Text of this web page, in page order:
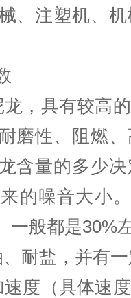
、注塑机、
龙，具有较高
磨性、阻燃
含量的多少
的噪音大小
一般都是30%
、耐盐，并有
速度（具体速